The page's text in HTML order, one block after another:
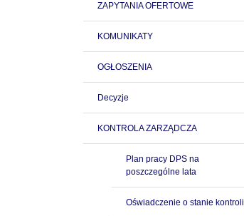
ZAPYTANIA OFERTOWE
KOMUNIKATY
OGŁOSZENIA
Decyzje
KONTROLA ZARZĄDCZA
Plan pracy DPS na
poszczególne lata
Oświadczenie o stanie kontroli